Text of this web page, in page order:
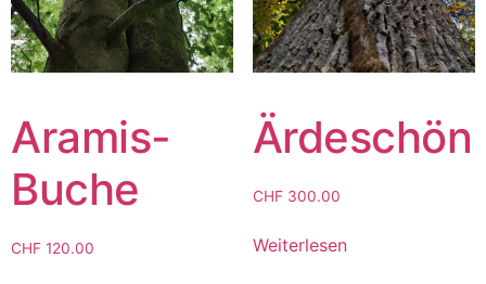
Aramis-
Buche
CHF 120.00
Ärdeschön
CHF300.00
Weiterlesen